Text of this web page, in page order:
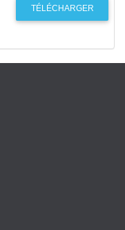
TÉLÉCHARGER